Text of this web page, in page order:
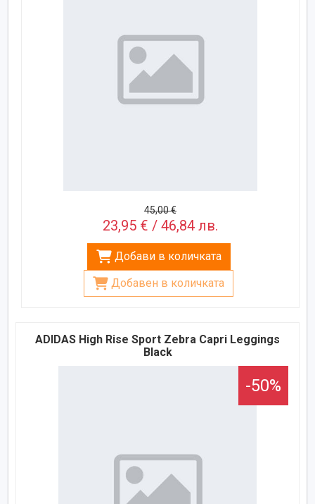
45,00 €
23,95 € / 46,84 лв.
Добави в количката
Добавен в количката
ADIDAS High Rise Sport Zebra Capri Leggings
Black
-50%